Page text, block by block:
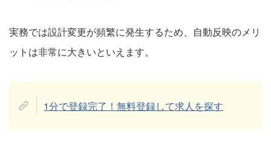
実務では設計変更が頻繁に発生するため、自動反映のメリ
ットは非常に大きいといえます。
1分で登録完了！無料登録して求人を探す